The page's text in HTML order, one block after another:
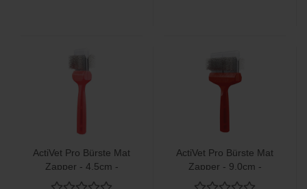
ActiVet Pro Bürste Mat
Zapper - 4,5cm -
Entfilzer
ActiVet Pro Bürste Mat
Zapper - 9,0cm -
Entfilzer